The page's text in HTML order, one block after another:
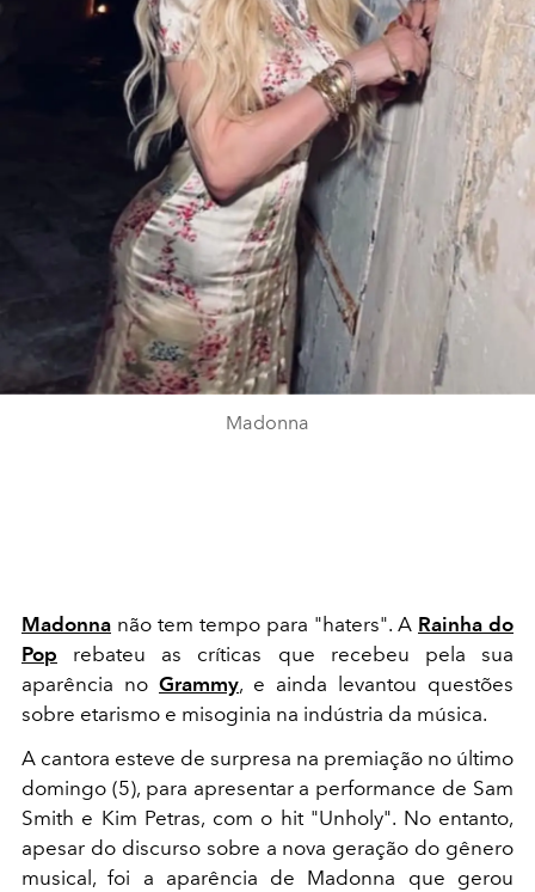
Madonna
Madonna não tem tempo para "haters". A Rainha do
Pop rebateu as críticas que recebeu pela sua
aparência no Grammy, e ainda levantou questões
sobre etarismo e misoginia na indústria da música.
A cantora esteve de surpresa na premiação no último
domingo (5), para apresentar a performance de Sam
Smith e Kim Petras, com o hit "Unholy". No entanto,
apesar do discurso sobre a nova geração do gênero
musical, foi a aparência de Madonna que gerou